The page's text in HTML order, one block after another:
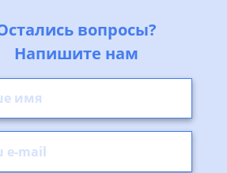
вопросы?
Напишите нам